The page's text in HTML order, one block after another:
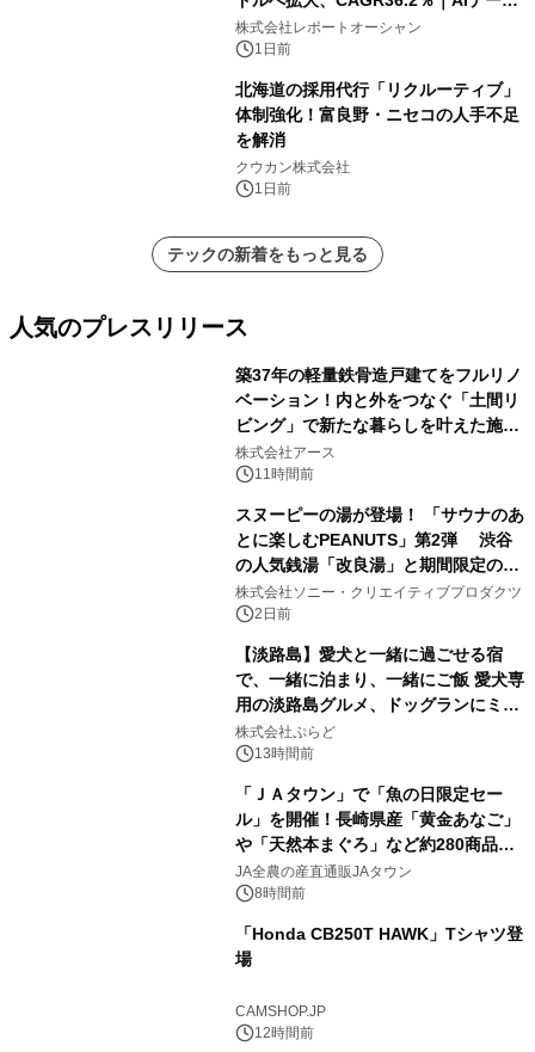
センター・高速光通信需要が成長を加
速
株式会社レポートオーシャン
1日前
北海道の採用代行「リクルーティブ」
体制強化！富良野・ニセコの人手不足
を解消
クウカン株式会社
1日前
テックの新着をもっと見る
人気のプレスリリース
築37年の軽量鉄骨造戸建てをフルリノ
ベーション！内と外をつなぐ「土間リ
ビング」で新たな暮らしを叶えた施工
事例を株式会社アースが公開
株式会社アース
11時間前
スヌーピーの湯が登場！ 「サウナのあ
とに楽しむPEANUTS」第2弾 渋谷
の人気銭湯「改良湯」と期間限定のコ
ラボレーション サウナイキタイコラ
ボグッズも発売決定！
株式会社ソニー・クリエイティブプロダクツ
2日前
【淡路島】愛犬と一緒に過ごせる宿
で、一緒に泊まり、一緒にご飯 愛犬専
用の淡路島グルメ、ドッグランにミニ
プール グランピングとトレーラーハウ
スの2施設で
株式会社ぷらど
13時間前
「ＪＡタウン」で「魚の日限定セー
ル」を開催！長崎県産「黄金あなご」
や「天然本まぐろ」など約280商品を
販売！～毎月１０日の定例企画～
JA全農の産直通販JAタウン
8時間前
「Honda CB250T HAWK」Tシャツ登
場
CAMSHOP.JP
12時間前